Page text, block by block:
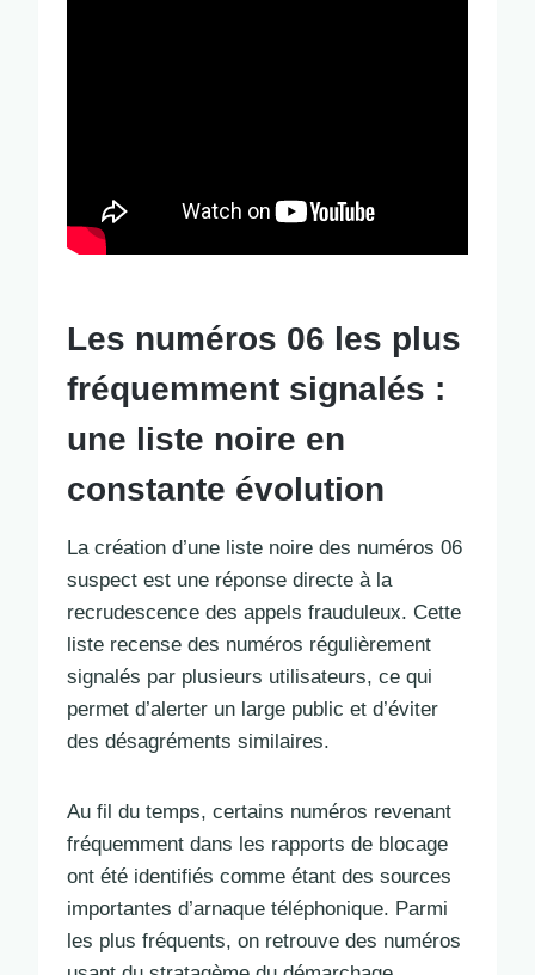
Les numéros 06 les plus
fréquemment signalés :
une liste noire en
constante évolution
La création d’une liste noire des numéros 06
suspect est une réponse directe à la
recrudescence des appels frauduleux. Cette
liste recense des numéros régulièrement
signalés par plusieurs utilisateurs, ce qui
permet d’alerter un large public et d’éviter
des désagréments similaires.
Au fil du temps, certains numéros revenant
fréquemment dans les rapports de blocage
ont été identifiés comme étant des sources
importantes d’arnaque téléphonique. Parmi
les plus fréquents, on retrouve des numéros